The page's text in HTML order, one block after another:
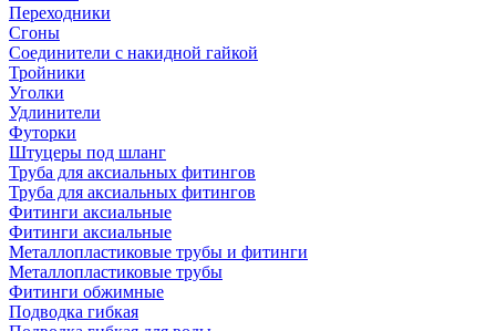
Переходники
Сгоны
Соединители с накидной гайкой
Тройники
Уголки
Удлинители
Футорки
Штуцеры под шланг
Труба для аксиальных фитингов
Труба для аксиальных фитингов
Фитинги аксиальные
Фитинги аксиальные
Металлопластиковые трубы и фитинги
Металлопластиковые трубы
Фитинги обжимные
Подводка гибкая